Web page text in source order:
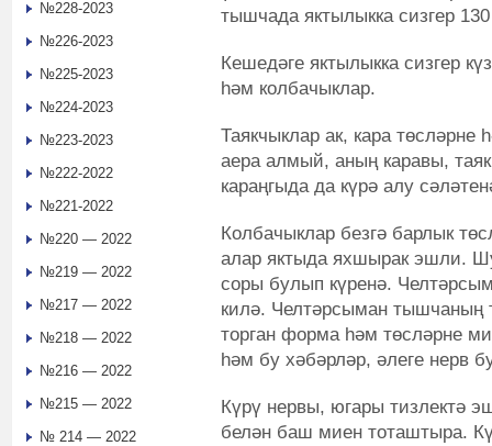
тышчада яктылыкка сизгер
Кешедәге яктылыкка сизгер
һәм колбачыклар.
Таякчыклар ак, кара төсләрне
аера алмый, аның каравы,
караңгыда да күрә алу
Колбачыклар безгә барлык
алар яктыда яхшырак эшли.
соры булып күренә.
килә. Челтәрсыман тышчаның
торган форма һәм төсләрне
һәм бу хәбәрләр, әлеге нерв
Күрү нервы, югары тизлектә
белән баш миен тоташтыра.
№228-2023
№226-2023
№225-2023
№224-2023
№223-2023
№222-2022
№221-2022
№220 — 2022
№219 — 2022
№217 — 2022
№218 — 2022
№216 — 2022
№215 — 2022
№ 214 — 2022